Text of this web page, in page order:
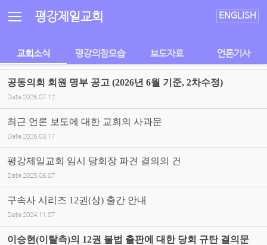
평강제일교회 ENGLISH
교회소식 평강의참모습 보도자료 언론기사
공동의회 회원 명부 공고 (2026년 6월 기준, 2차수정)
Date 2026.07.12
최근 언론 보도에 대한 교회의 사과문
Date 2026.03.17
평강제일교회 임시 당회장 파견 결의의 건
Date 2025.06.07
구속사 시리즈 12권(상) 출간 안내
Date 2024.11.07
이승현(이탈측)의 12권 불법 출판에 대한 당회 규탄 결의문